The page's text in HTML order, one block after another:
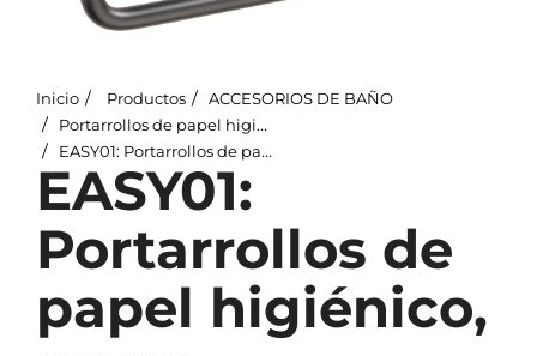
Inicio Productos
ACCESORIOS DE BAÑO
Portarrollos de papel higiénico
EASY01: Portarrollos de papel higiénico, acero inoxidable, negro
EASY01:
Portarrollos de
papel higiénico,